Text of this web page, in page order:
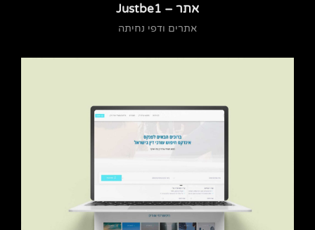
אתר – Justbe1
אתרים ודפי נחיתה